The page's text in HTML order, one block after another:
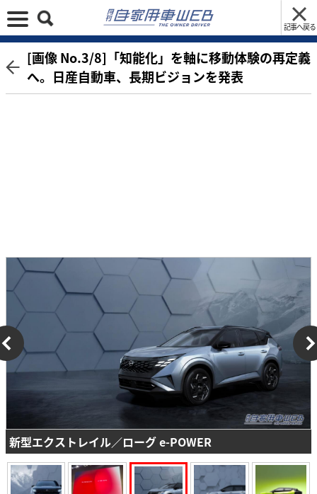
記事へ戻る
[画像 No.3/8]「知能化」を軸に移動体験の再定義
へ。日産自動車、長期ビジョンを発表
新型エクストレイル／ローグ e‑POWER